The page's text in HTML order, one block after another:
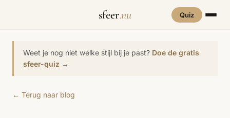
sfeer.nu Quiz
INTERIEURSTIJLEN
Biophilic
RUIMTES
Badkamer Werkkamer
Weet je nog niet welke stijl bij je past? Doe de gratis
sfeer-quiz →
← Terug naar blog